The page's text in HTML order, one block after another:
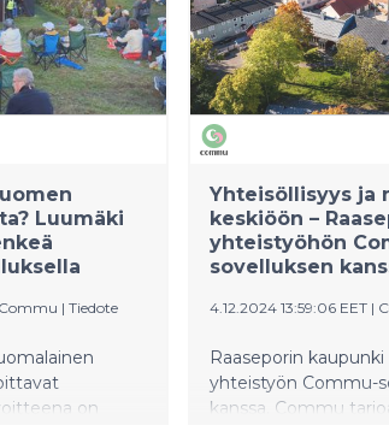
Luumäki
Commu | Tiedote
on
Yhteisöllisyys ja
keskiöön –
yhteistyöhön
sovelluksen
4.12.2024 13:59:06 EET |
Raaseporin
yhteistyön Commu-
kanssa. Commu